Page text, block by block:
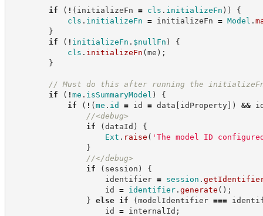
if ( ! ( initializeFn = cls . initializeFn ) )
{
cls . initializeFn = initializeFn = Model .
}
if
( ! initializeFn . $nullFn )
{
cls . initializeFn (me ) ;
}
// Must do this after running the
if
( ! me . isSummaryModel )
{
if
( ! (me . id = id = data [ idProperty] ) &&
//<debug>
if
(dataId )
{
Ext . raise ( ' The model ID
}
//</debug>
if
( session )
{
identifier = session .
id = identifier. generate ( ) ;
} else if (modelIdentifier ===
id = internalId ;